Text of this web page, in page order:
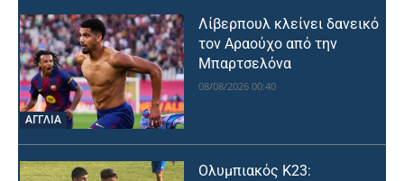
ΑΓΓΛΙΑ
Λίβερπουλ κλείνει δανεικό
τον Αραούχο από την
Μπαρτσελόνα
08/08/2026 00:40
Ολυμπιακός Κ23: